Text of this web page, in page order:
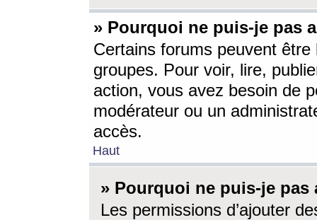
» Pourquoi ne puis-je pas
Certains forums peuvent être
groupes. Pour voir, lire,
action, vous avez besoin de
modérateur ou un
accès.
Haut
» Pourquoi ne puis-je
Les permissions d’ajouter